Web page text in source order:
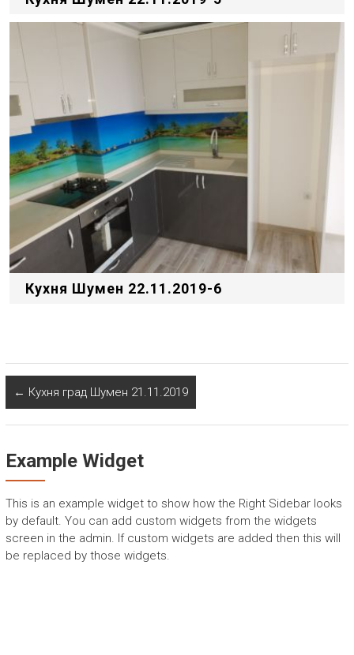
Кухня Шумен 22.11.2019-6
← Кухня град Шумен 21.11.2019
Example Widget
This is an example widget to show how the Right Sidebar looks
by default. You can add custom widgets from the widgets
screen in the admin. If custom widgets are added then this will
be replaced by those widgets.